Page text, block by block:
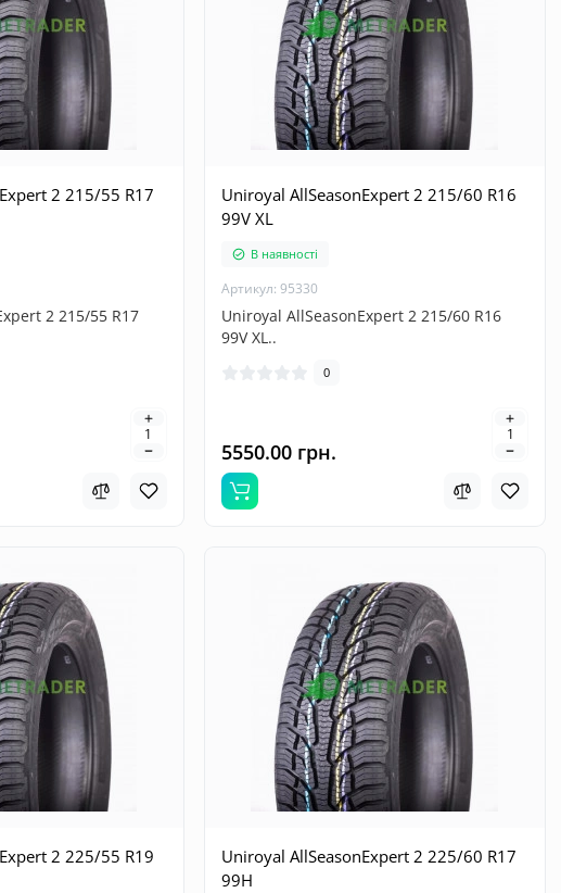
2 215/55 R17
2 215/55 R17
Uniroyal AllSeasonExpert 2 215/60 R16
99V XL
В наявності
Артикул: 95330
Uniroyal AllSeasonExpert 2 215/60 R16
99V XL..
0
5550.00 грн.
2 225/55 R19
Uniroyal AllSeasonExpert 2 225/60 R17
99H